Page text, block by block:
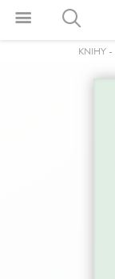
KNIHY -